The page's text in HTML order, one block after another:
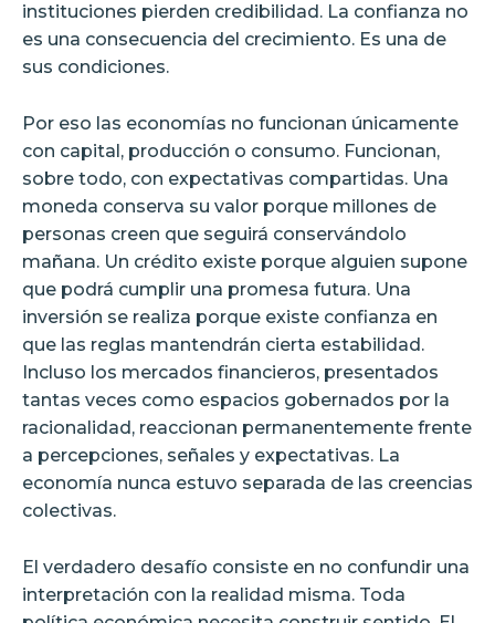
instituciones pierden credibilidad. La confianza no
es una consecuencia del crecimiento. Es una de
sus condiciones.
Por eso las economías no funcionan únicamente
con capital, producción o consumo. Funcionan,
sobre todo, con expectativas compartidas. Una
moneda conserva su valor porque millones de
personas creen que seguirá conservándolo
mañana. Un crédito existe porque alguien supone
que podrá cumplir una promesa futura. Una
inversión se realiza porque existe confianza en
que las reglas mantendrán cierta estabilidad.
Incluso los mercados financieros, presentados
tantas veces como espacios gobernados por la
racionalidad, reaccionan permanentemente frente
a percepciones, señales y expectativas. La
economía nunca estuvo separada de las creencias
colectivas.
El verdadero desafío consiste en no confundir una
interpretación con la realidad misma. Toda